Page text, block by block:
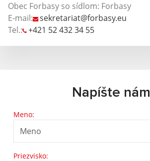
Obec Forbasy so sídlom: Forbasy
E-mail:
sekretariat@forbasy.eu
Tel.: +421 52 432 34 55
Napíšte nám
Meno:
Priezvisko: